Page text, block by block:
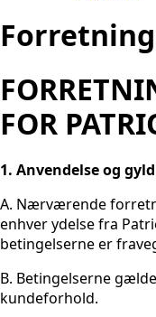
FOR
1. Anvendelse og
A. Nærværende
enhver ydelse fra
betingelserne er
B. Betingelserne
kundeforhold.